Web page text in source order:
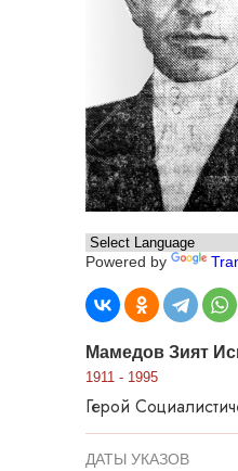
Powered by
Мамедов Зият
1911 - 1995
Герой
ДАТЫ УКАЗОВ